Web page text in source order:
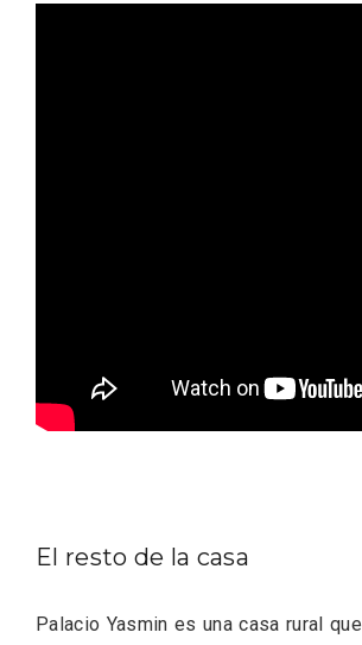
El resto de la casa
Palacio Yasmin es una casa rural que